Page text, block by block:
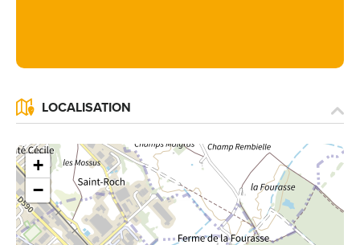
LOCALISATION
+
−